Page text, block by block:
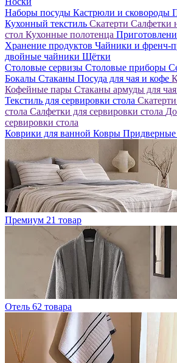
Наборы посуды Кастрюли и сковороды
Кухонный текстиль Скатерти Салфетки
стол Кухонные полотенца
Хранение продуктов Чайники и френч-
двойные чайники Щётки
Столовые сервизы Столовые приборы
Бокалы Стаканы Посуда для чая и кофе
Кофейные пары Стаканы армуды для чая
Текстиль для сервировки стола
стола Салфетки для сервировки стола
сервировки стола
Коврики для ванной Ковры Придверные
Премиум 21 товар
Отель 62 товара